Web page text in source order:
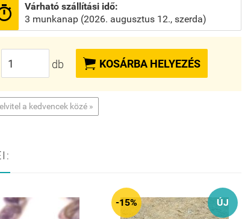
Várható szállítási idő:
3 munkanap (2026. augusztus 12., szerda)
db  KOSÁRBA HELYEZÉS
a kedvencek közé »
ÚJ
-15%